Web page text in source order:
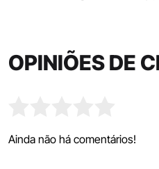
OPINIÕES DE
Ainda não há comentários!